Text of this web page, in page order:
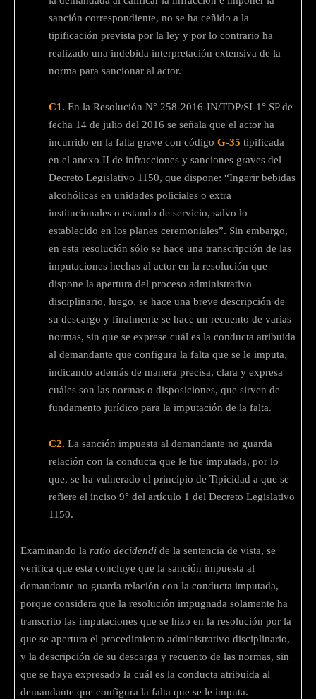
sanción correspondiente, no se ha ceñido a la
tipificación prevista por la ley y por lo contrario ha
realizado una indebida interpretación extensiva de la
norma para sancionar al actor.
C1. En la Resolución N° 258-2016-IN/TDP/SI-1° SP de
fecha 14 de julio del 2016 se señala que el actor ha
incurrido en la falta grave con código G-35 tipificada
en el anexo II de infracciones y sanciones graves del
Decreto Legislativo 1150, que dispone: “Ingerir bebidas
alcohólicas en unidades policiales o extra
institucionales o estando de servicio, salvo lo
establecido en los planes ceremoniales”. Sin embargo,
en esta resolución sólo se hace una transcripción de las
imputaciones hechas al actor en la resolución que
dispone la apertura del proceso administrativo
disciplinario, luego, se hace una breve descripción de
su descargo y finalmente se hace un recuento de varias
normas, sin que se exprese cuál es la conducta atribuida
al demandante que configura la falta que se le imputa,
indicando además de manera precisa, clara y expresa
cuáles son las normas o disposiciones, que sirven de
fundamento jurídico para la imputación de la falta.
C2. La sanción impuesta al demandante no guarda
relación con la conducta que le fue imputada, por lo
que, se ha vulnerado el principio de Tipicidad a que se
refiere el inciso 9° del artículo 1 del Decreto Legislativo
1150.
Examinando la ratio decidendi de la sentencia de vista, se
verifica que esta concluye que la sanción impuesta al
demandante no guarda relación con la conducta imputada,
porque considera que la resolución impugnada solamente ha
transcrito las imputaciones que se hizo en la resolución por la
que se apertura el procedimiento administrativo disciplinario,
y la descripción de su descarga y recuento de las normas, sin
que se haya expresado la cuál es la conducta atribuida al
demandante que configura la falta que se le imputa.